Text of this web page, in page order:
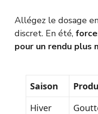
Allégez le dosage
discret. En été,
pour un rendu plus
Saison
Hiver